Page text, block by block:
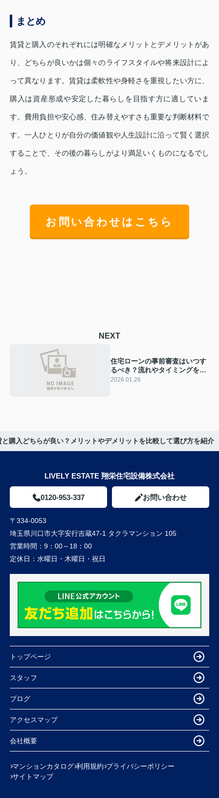
まとめ
賃貸と購入のそれぞれには明確なメリットとデメリットがあ
り、どちらが良いかは個々のライフスタイルや将来設計によ
って異なります。賃貸は柔軟性や身軽さを重視したい方に、
購入は資産形成や安定した暮らしを目指す方に適していま
す。費用負担や安心感、住み替えやすさも重要な判断材料で
す。一人ひとりが自分の価値観や人生設計に沿って賢く選択
することで、その後の暮らしがより満足いくものになるでし
ょう。
お問い合わせはこちら
NEXT
住宅ローンの事前審査はいつす
るべき？流れやタイミングをわ
かりやすく解説
2026.01.26
と購入どちらが良い？メリットやデメリットを比較して選び方を紹介
LIVELY ESTATE 翔栄住宅設備株式会社
0120-953-337 お問い合わせ
〒334-0053
埼玉県川口市大字安行吉蔵47-1 タクラマンション 105
営業時間： 9：00～18：00
定休日： 水曜日・木曜日・祝日
トップページ
スタッフ
ブログ
アクセスマップ
会社概要
マンションカタログ 利用規約 プライバシーポリシー
サイトマップ